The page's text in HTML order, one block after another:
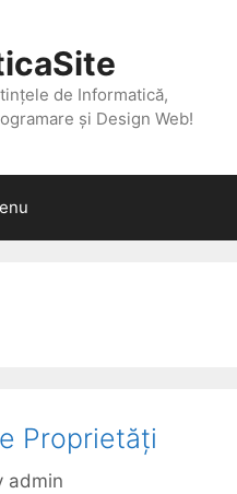
de Informatică,
și Design Web!
Proprietăți
admin